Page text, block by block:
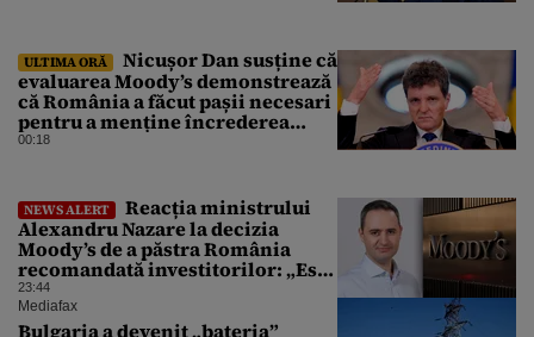
ULTIMA ORĂ
Nicușor Dan susține că
evaluarea Moody’s demonstrează
că România a făcut pașii necesari
pentru a menține încrederea
investitorilor: „Totuși,
00:18
NEWS ALERT
Reacția ministrului
Alexandru Nazare la decizia
Moody’s de a păstra România
recomandată investitorilor: „Este
un răgaz, dar în niciun caz un
motiv de relaxare”
23:44
Mediafax
Bulgaria a devenit „bateria”